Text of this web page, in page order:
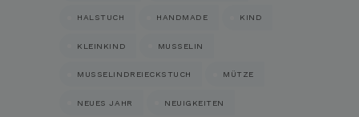
HALSTUCH HANDMADE KIND
KLEINKIND MUSSELIN
MUSSELINDREIECKSTUCH MÜTZE
NEUES JAHR NEUIGKEITEN